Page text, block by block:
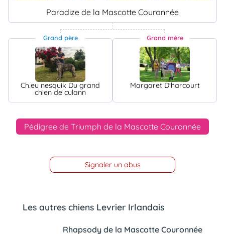
Paradize de la Mascotte Couronnée
Grand père
Ch.eu nesquik Du grand
chien de culann
Grand mère
Margaret D'harcourt
Pédigree de Triumph de la Mascotte Couronnée
Signaler un abus
Les autres chiens Levrier Irlandais
Rhapsody de la Mascotte Couronnée